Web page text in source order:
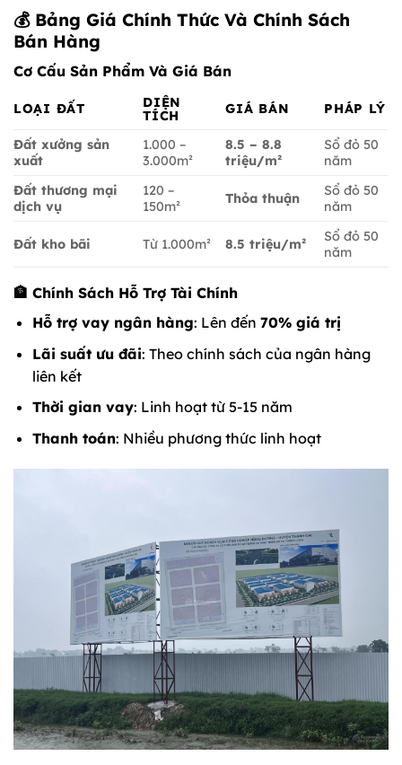
💰 Bảng Giá Chính Thức Và Chính Sách
Bán Hàng
Cơ Cấu Sản Phẩm Và Giá Bán
LOẠI ĐẤT
DIỆN
TÍCH
GIÁ BÁN PHÁP LÝ
Đất xưởng sản
xuất
1.000 –
3.000m²
8.5 – 8.8
triệu/m²
Sổ đỏ 50
năm
Đất thương mại
dịch vụ
120 –
150m²
Thỏa thuận
Sổ đỏ 50
năm
Đất kho bãi Từ 1.000m² 8.5 triệu/m²
Sổ đỏ 50
năm
🏦 Chính Sách Hỗ Trợ Tài Chính
Hỗ trợ vay ngân hàng: Lên đến 70% giá trị
Lãi suất ưu đãi: Theo chính sách của ngân hàng
liên kết
Thời gian vay: Linh hoạt từ 5-15 năm
Thanh toán: Nhiều phương thức linh hoạt